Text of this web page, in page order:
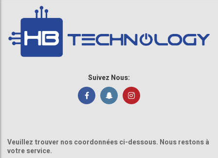
Suivez Nous:
Veuillez trouver nos coordonnées ci-dessous. Nous restons à
votre service.